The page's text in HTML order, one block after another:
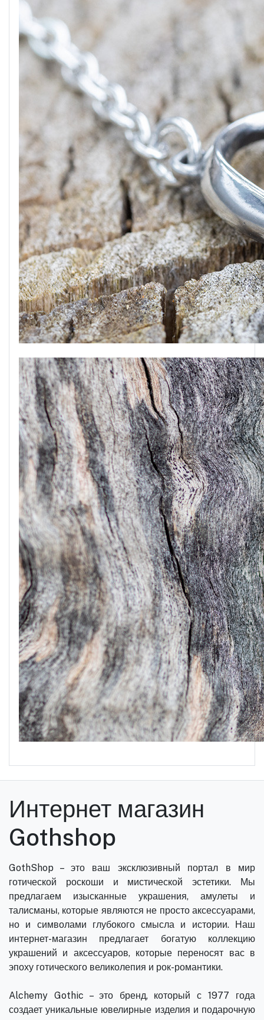
Интернет магазин
Gothshop
GothShop – это ваш эксклюзивный портал в мир
готической роскоши и мистической эстетики. Мы
предлагаем изысканные украшения, амулеты и
талисманы, которые являются не просто аксессуарами,
но и символами глубокого смысла и истории. Наш
интернет-магазин предлагает богатую коллекцию
украшений и аксессуаров, которые переносят вас в
эпоху готического великолепия и рок-романтики.
Alchemy Gothic – это бренд, который с 1977 года
создает уникальные ювелирные изделия и подарочную